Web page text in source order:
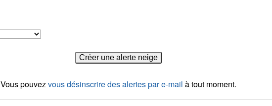
Vous pouvezvous désinscrire des alertes par e-mail à tout moment.